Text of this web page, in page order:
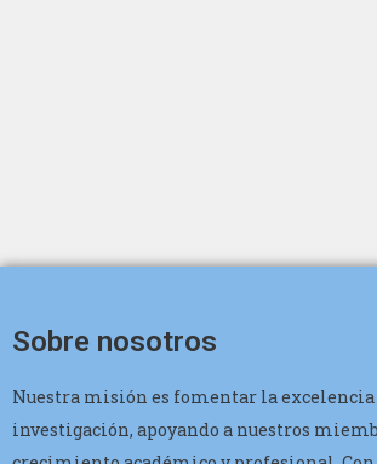
Sobre nosotros
Nuestra misión es fomentar la excelencia
investigación, apoyando a nuestros